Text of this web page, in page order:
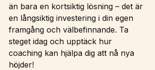
än bara en kortsiktig lösning – det är
en långsiktig investering i din egen
framgång och välbefinnande. Ta
steget idag och upptäck hur
coaching kan hjälpa dig att nå nya
höjder!